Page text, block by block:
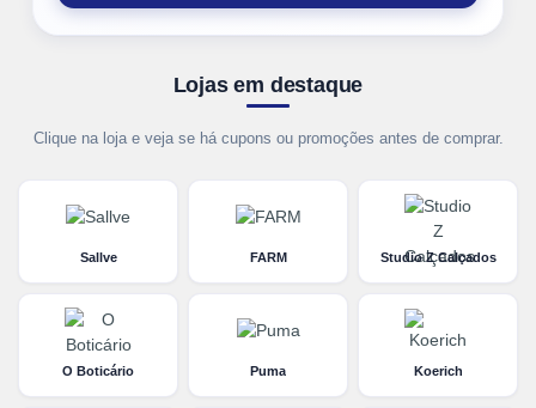
Lojas em destaque
Clique na loja e veja se há cupons ou promoções antes de comprar.
Sallve FARM Studio Z Calçados
O Boticário Puma Koerich